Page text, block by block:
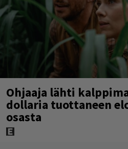
Ohjaaja lähti
dollaria tuottaneen
osasta